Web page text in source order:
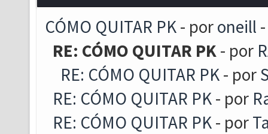
CÓMO QUITAR PK- poroneill
RE: CÓMO QUITAR PK- por
RE: CÓMO QUITAR PK- por
RE: CÓMO QUITAR PK- por
RE: CÓMO QUITAR PK- por